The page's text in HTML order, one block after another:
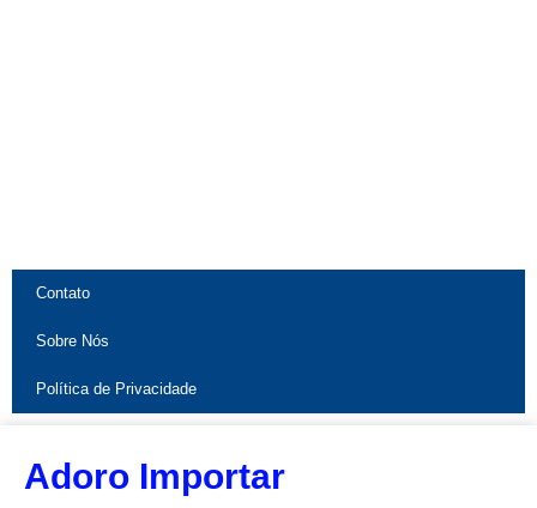
Contato
Sobre Nós
Política de Privacidade
Adoro Importar